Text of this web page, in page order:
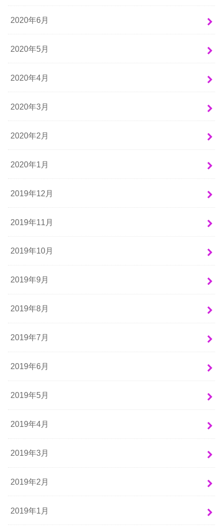
2020年6月
2020年5月
2020年4月
2020年3月
2020年2月
2020年1月
2019年12月
2019年11月
2019年10月
2019年9月
2019年8月
2019年7月
2019年6月
2019年5月
2019年4月
2019年3月
2019年2月
2019年1月